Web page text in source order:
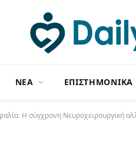
NΕΑ ΕΠΙΣΤΗΜΟΝΙΚΑ
Η σύγχρονη Νευροχειρουργική